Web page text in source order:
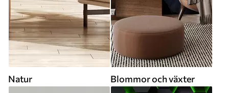
Natur Blommor och växter